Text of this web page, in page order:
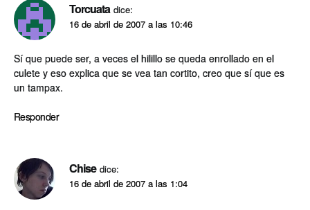
Torcuata dice:
16 de abril de 2007 a las 10:46
Sí­ que puede ser, a veces el hilillo se queda enrollado en el
culete y eso explica que se vea tan cortito, creo que sí­ que es
un tampax.
Responder
Chise dice:
16 de abril de 2007 a las 1:04